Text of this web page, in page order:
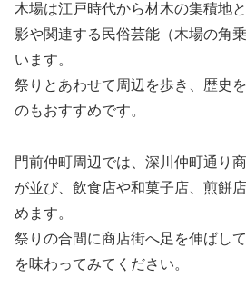
木場は江戸時代から材木の集積地
影や関連する民俗芸能（木場の角
います。
祭りとあわせて周辺を歩き、歴史
のもおすすめです。
門前仲町周辺では、深川仲町通り
が並び、飲食店や和菓子店、煎餅
めます。
祭りの合間に商店街へ足を伸ばし
を味わってみてください。